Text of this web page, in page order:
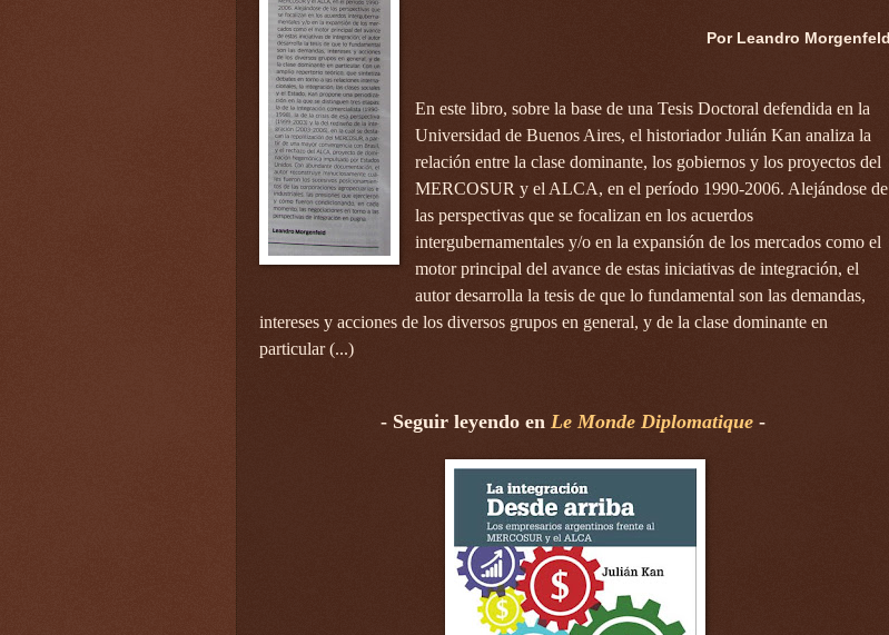
Por Leandro Morgenfeld
En este libro, sobre la base de una Tesis Doctoral defendida en la
Universidad de Buenos Aires, el historiador Julián Kan analiza la
relación entre la clase dominante, los gobiernos y los proyectos del
MERCOSUR y el ALCA, en el período 1990-2006. Alejándose de
las perspectivas que se focalizan en los acuerdos
intergubernamentales y/o en la expansión de los mercados como el
motor principal del avance de estas iniciativas de integración, el
autor desarrolla la tesis de que lo fundamental son las demandas,
intereses y acciones de los diversos grupos en general, y de la clase dominante en
particular (...)
- Seguir leyendo en Le Monde Diplomatique -